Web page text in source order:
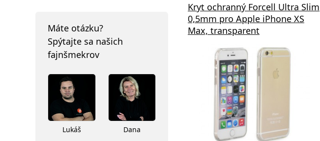
Máte otázku?
Spýtajte sa našich
fajnšmekrov
Lukáš
Dana
Kryt ochranný Forcell Ultra Slim
0,5mm pro Apple iPhone XS
Max, transparent